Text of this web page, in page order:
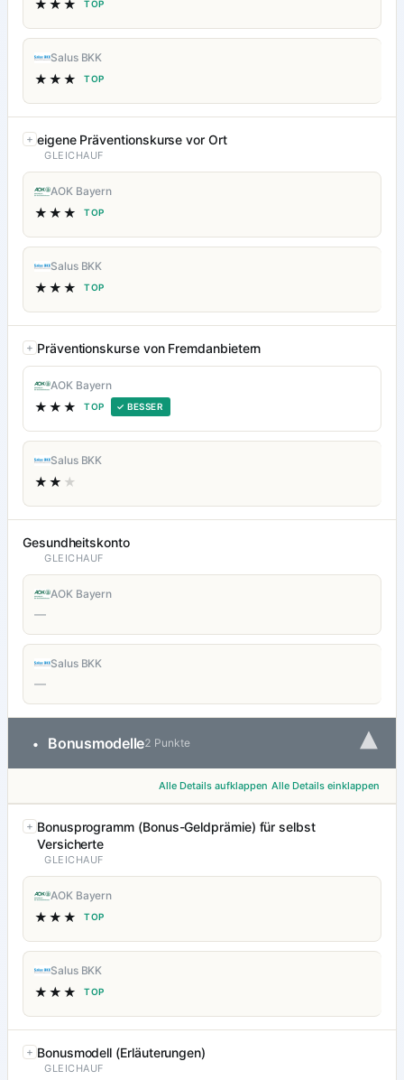
★★★ TOP
Salus BKK
★★★ TOP
eigene Präventionskurse vor Ort
GLEICHAUF
AOK Bayern
★★★ TOP
Salus BKK
★★★ TOP
Präventionskurse von Fremdanbietern
AOK Bayern
★★★ TOP ✓ BESSER
Salus BKK
★★ ★
Gesundheitskonto
GLEICHAUF
AOK Bayern
—
Salus BKK
—
• Bonusmodelle2 Punkte ▾
Alle Details aufklappen Alle Details einklappen
Bonusprogramm (Bonus-Geldprämie) für selbst
Versicherte
GLEICHAUF
AOK Bayern
★★★ TOP
Salus BKK
★★★ TOP
Bonusmodell (Erläuterungen)
GLEICHAUF